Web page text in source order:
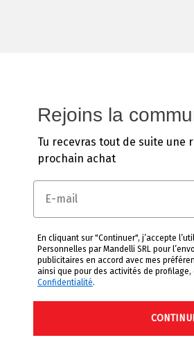
Rejoins la
Tu recevras tout de suite une
prochain achat
Email
En cliquant sur "Continuer", j’accepte
Personnelles par Mandelli SRL pour
publicitaires en accord avec mes
ainsi que pour des activités de profilage,
Confidentialité.